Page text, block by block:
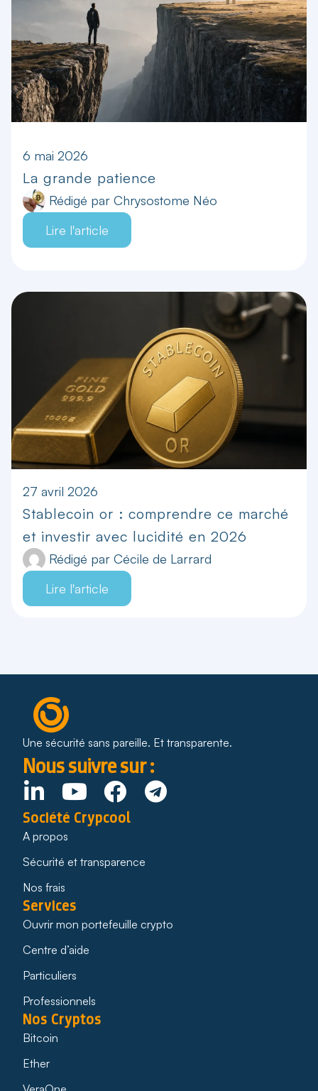
6 mai 2026
La grande patience
Rédigé par Chrysostome Néo
Lire l'article
27 avril 2026
Stablecoin or : comprendre ce marché
et investir avec lucidité en 2026
Rédigé par Cécile de Larrard
Lire l'article
Une sécurité sans pareille. Et transparente.
Nous suivre sur :
Société Crypcool
A propos
Sécurité et transparence
Nos frais
Services
Ouvrir mon portefeuille crypto
Centre d’aide
Particuliers
Professionnels
Nos Cryptos
Bitcoin
Ether